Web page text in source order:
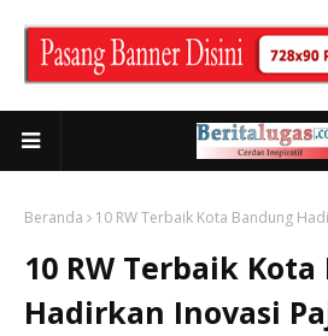
Beranda 10 RW Terbaik Kota Bandung
10 RW Terbaik
Hadirkan Inovasi